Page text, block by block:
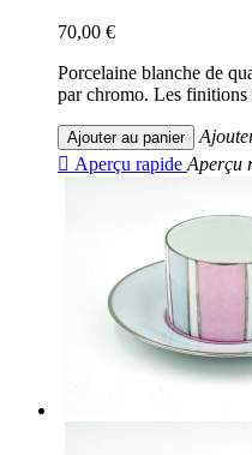
70,00 €
Porcelaine blanche de
par chromo. Les finitions
Ajouter au panier
 Aperçu rapide Aperçu